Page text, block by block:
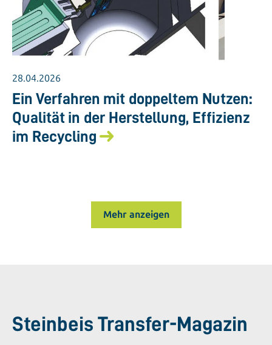
28.04.2026
Ein Verfahren mit doppeltem Nutzen:
Qualität in der Herstellung, Effizienz
im Recycling
Mehr anzeigen
Steinbeis Transfer-Magazin